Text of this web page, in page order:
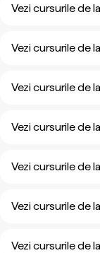
Vezi cursurile de
Vezi cursurile de
Vezi cursurile de
Vezi cursurile de
Vezi cursurile de
Vezi cursurile de
Vezi cursurile de